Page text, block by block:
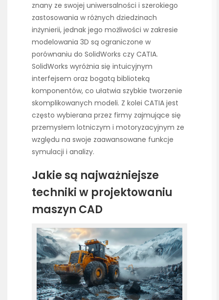
znany ze swojej uniwersalności i szerokiego
zastosowania w różnych dziedzinach
inżynierii, jednak jego możliwości w zakresie
modelowania 3D są ograniczone w
porównaniu do SolidWorks czy CATIA.
SolidWorks wyróżnia się intuicyjnym
interfejsem oraz bogatą biblioteką
komponentów, co ułatwia szybkie tworzenie
skomplikowanych modeli. Z kolei CATIA jest
często wybierana przez firmy zajmujące się
przemysłem lotniczym i motoryzacyjnym ze
względu na swoje zaawansowane funkcje
symulacji i analizy.
Jakie są najważniejsze
techniki w projektowaniu
maszyn CAD